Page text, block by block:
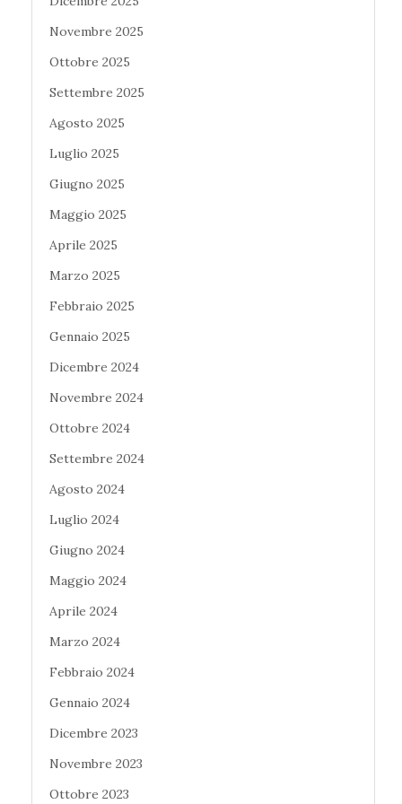
Novembre 2025
Ottobre 2025
Settembre 2025
Agosto 2025
Luglio 2025
Giugno 2025
Maggio 2025
Aprile 2025
Marzo 2025
Febbraio 2025
Gennaio 2025
Dicembre 2024
Novembre 2024
Ottobre 2024
Settembre 2024
Agosto 2024
Luglio 2024
Giugno 2024
Maggio 2024
Aprile 2024
Marzo 2024
Febbraio 2024
Gennaio 2024
Dicembre 2023
Novembre 2023
Ottobre 2023